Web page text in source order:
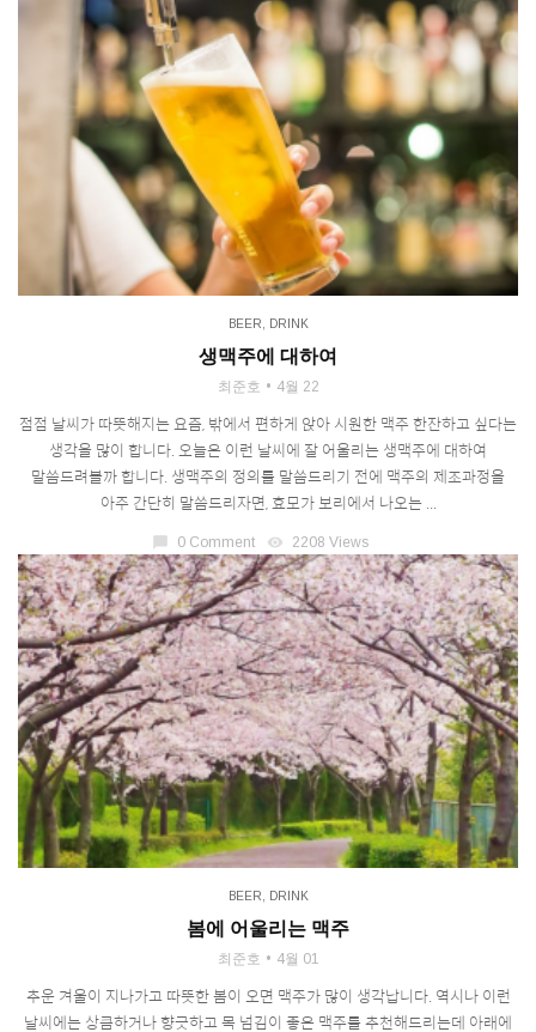
BEER, DRINK
생맥주에 대하여
최준호 4월 22
점점 날씨가 따뜻해지는 요즘, 밖에서 편하게 앉아 시원한 맥주 한잔하고 싶다는
생각을 많이 합니다. 오늘은 이런 날씨에 잘 어울리는 생맥주에 대하여
말씀드려볼까 합니다. 생맥주의 정의를 말씀드리기 전에 맥주의 제조과정을
아주 간단히 말씀드리자면, 효모가 보리에서 나오는 ...
chat_bubble 0 Comment visibility 2208 Views
BEER DRINK
봄에 어울리는 맥주
최준호 4월 01
추운 겨울이 지나가고 따뜻한 봄이 오면 맥주가 많이 생각납니다. 역시나 이런
날씨에는 상큼하거나 향긋하고 목 넘김이 좋은 맥주를 추천해드리는데 아래에